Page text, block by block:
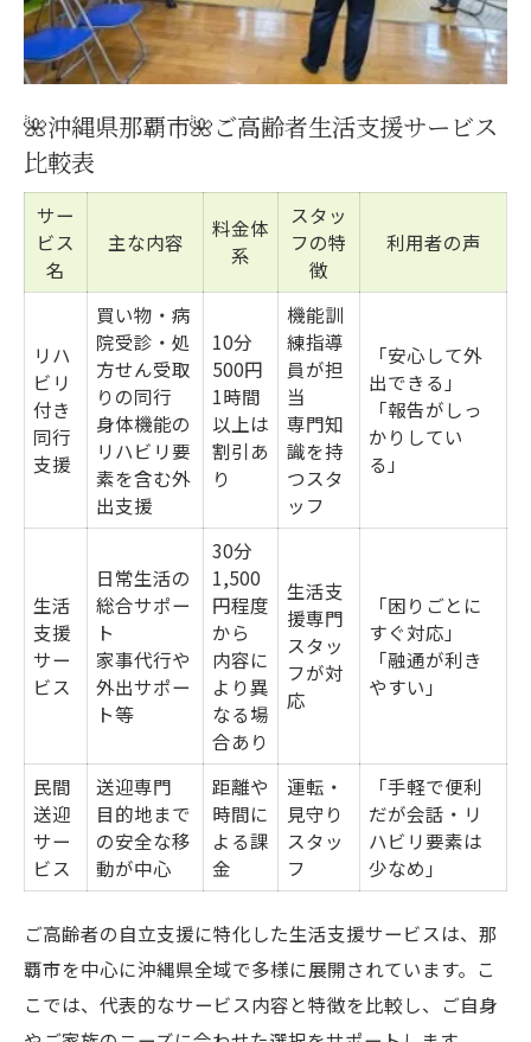
外出
受診同行サービスの利用体験談
那覇市高齢者支援のメリットを徹底解説
🌺沖縄県那覇市🌺ご高齢者生活支援サービス
比較表
サー
ビス
名
主な内容
料金体
系
スタッ
フの特
徴
利用者の声
リハ
ビリ
付き
同行
支援
買い物・病
院受診・処
方せん受取
りの同行
身体機能の
リハビリ要
素を含む外
出支援
10分
500円
1時間
以上は
割引あ
り
機能訓
練指導
員が担
当
専門知
識を持
つスタ
ッフ
「安心して外
出できる」
「報告がしっ
かりしてい
る」
生活
支援
サー
ビス
日常生活の
総合サポー
ト
家事代行や
外出サポー
ト等
30分
1,500
円程度
から
内容に
より異
なる場
合あり
生活支
援専門
スタッ
フが対
応
「困りごとに
すぐ対応」
「融通が利き
やすい」
民間
送迎
サー
ビス
送迎専門
目的地まで
の安全な移
動が中心
距離や
時間に
よる課
金
運転・
見守り
スタッ
フ
「手軽で便利
だが会話・リ
ハビリ要素は
少なめ」
ご高齢者の自立支援に特化した生活支援サービスは、那
覇市を中心に沖縄県全域で多様に展開されています。こ
こでは、代表的なサービス内容と特徴を比較し、ご自身